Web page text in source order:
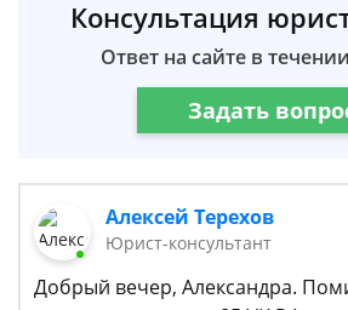
Консультация
Ответ на сайте в
Задать
Алексей Терехов
Юрист-консультант
Добрый вечер, Александра.